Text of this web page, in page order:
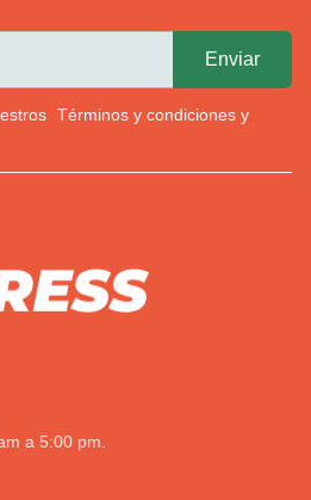
Términos y condiciones y
a 5:00 pm.